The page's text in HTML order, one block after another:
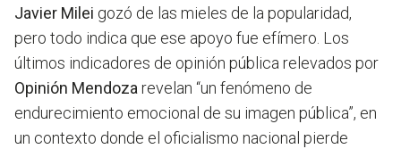
Javier Milei gozó de las mieles de la popularidad,
pero todo indica que ese apoyo fue efímero. Los
últimos indicadores de opinión pública relevados por
Opinión Mendoza revelan “un fenómeno de
endurecimiento emocional de su imagen pública”, en
un contexto donde el oficialismo nacional pierde